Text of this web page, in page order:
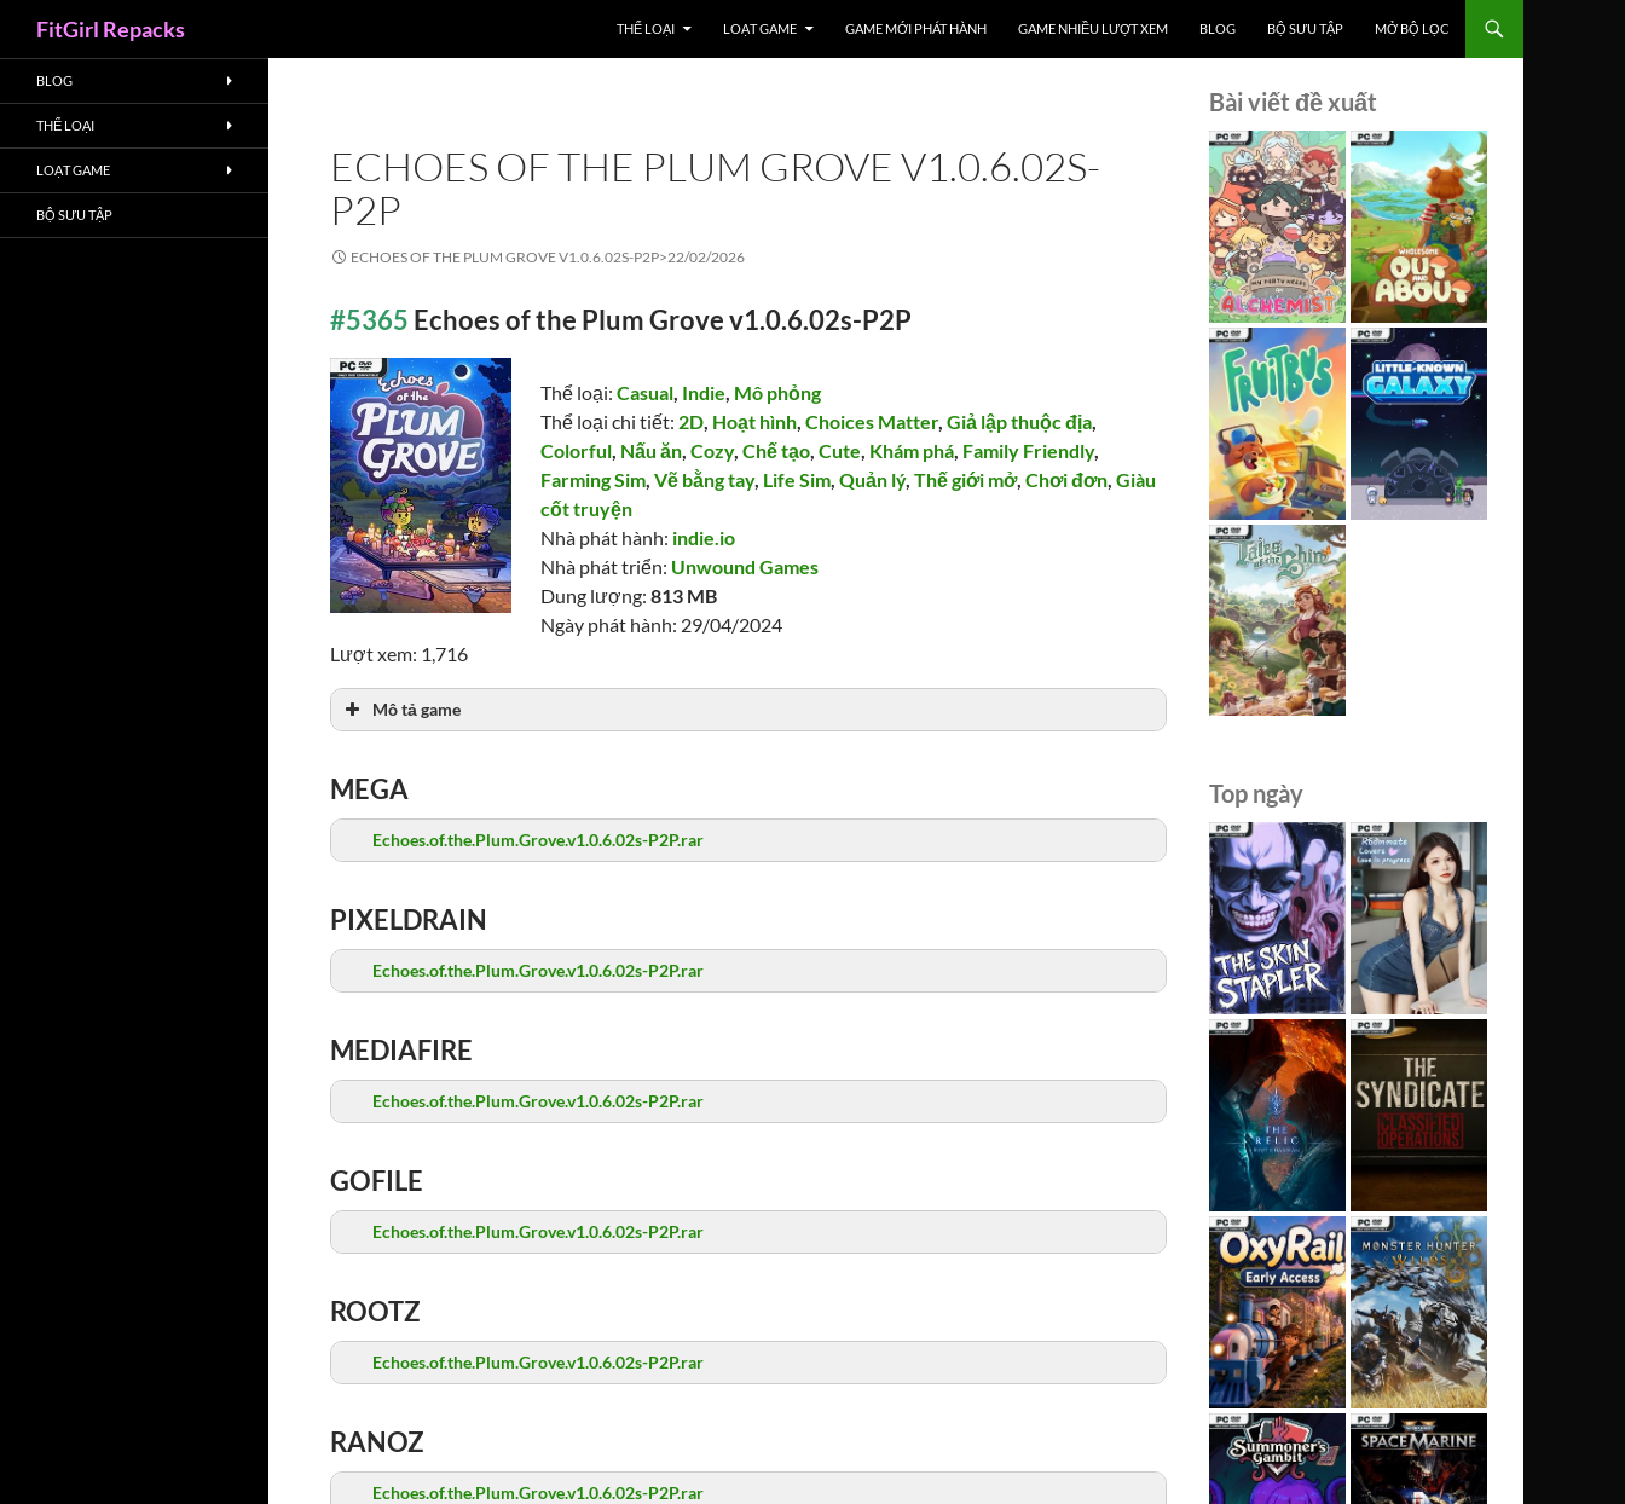
FitGirl Repacks THỂ LOẠI LOẠT GAME GAME MỚI PHÁT HÀNH GAME NHIỀU LƯỢT XEM BLOG BỘ SƯU TẬP MỞ BỘ LỌC
ECHOES OF THE PLUM GROVE V1.0.6.02S-
P2P
ECHOES OF THE PLUM GROVE V1.0.6.02S-P2P>22/02/2026
#5365 Echoes of the Plum Grove v1.0.6.02s-P2P
Thể loại:Casual, Indie, Mô phỏng
Thể loại chi tiết: 2D, Hoạt hình,Choices Matter,Giả lập thuộc địa,
Colorful, Nấu ăn,Cozy,Chế tạo,Cute, Khám phá, Family Friendly,
Farming Sim,Vẽ bằng tay, Life Sim,Quản lý,Thế giới mở,Chơi đơn,Giàu
cốt truyện
Nhà phát hành: indie.io
Nhà phát triển: Unwound Games
Dung lượng:813 MB
Ngày phát hành: 29/04/2024
Lượt xem: 1,716
Mô tả game
MEGA
Echoes.of.the.Plum.Grove.v1.0.6.02s-P2P.rar
PIXELDRAIN
Echoes.of.the.Plum.Grove.v1.0.6.02s-P2P.rar
MEDIAFIRE
Echoes.of.the.Plum.Grove.v1.0.6.02s-P2P.rar
GOFILE
Echoes.of.the.Plum.Grove.v1.0.6.02s-P2P.rar
ROOTZ
Echoes.of.the.Plum.Grove.v1.0.6.02s-P2P.rar
RANOZ
Echoes.of.the.Plum.Grove.v1.0.6.02s-P2P.rar
Bài viết đề xuất
Top ngày
BLOG
THỂ LOẠI
LOẠT GAME
BỘ SƯU TẬP